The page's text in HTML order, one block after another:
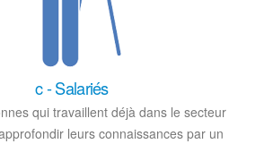
c - Salariés
qui travaillent déjà dans le secteur
leurs connaissances par un